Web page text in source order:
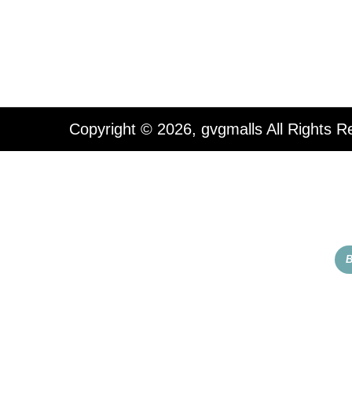
Copyright © 2026, gvgmalls All Rights